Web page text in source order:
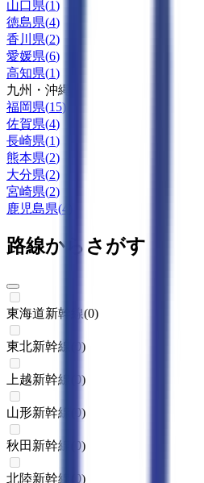
山口県(1)
徳島県(4)
香川県(2)
愛媛県(6)
高知県(1)
九州・沖縄
福岡県(15)
佐賀県(4)
長崎県(1)
熊本県(2)
大分県(2)
宮崎県(2)
鹿児島県(4
路線からさがす
東海道新幹線(0)
東北新幹線 0)
上越新幹線 0)
山形新幹線 0)
秋田新幹線 0)
北陸新幹線 0)